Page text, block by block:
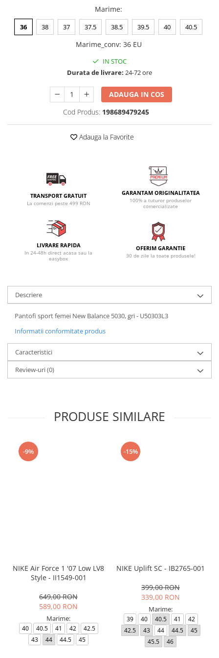
Marime:
36 38 37 37.5 38.5 39.5 40 40.5
Marime_conv: 36 EU
IN STOC
Durata de livrare: 24-72 ore
ADAUGA IN COS
Cod Produs: 198689479245
Adauga la Favorite
TRANSPORT GRATUIT
La comenzi peste 499 RON
GARANTAM ORIGINALITATEA
100% a tuturor produselor
comercializate
LIVRARE RAPIDA
In 24-48h direct acasa sau la
easybox
OFERIM GARANTIE
30 de zile la toate produsele!
Descriere
Pantofi sport femei New Balance 5030, gri - U50303L3
Informatii conformitate produs
Caracteristici
Review-uri(0)
PRODUSE SIMILARE
-9%
NIKE Air Force 1 '07 Low LV8
Style - II1549-001
649,00 RON
589,00 RON
Marime:
40 40.5 41 42
42.5
43
44 44.5 45
-15%
NIKE Uplift SC - IB2765-001
399,00 RON
339,00 RON
Marime:
39 40 40.5 41
42
42.5
43 44 44.5
45
45.5
46